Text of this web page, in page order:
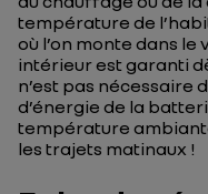
température de
où l’on monte dans
intérieur est garanti
n’est pas nécessaire
d’énergie de la
température
les trajets matinaux !